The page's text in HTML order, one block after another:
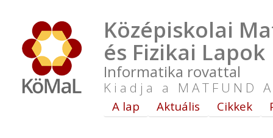
Középiskolai
és Fizikai Lapok
Informatika rovattal
Kiadja a MATFUND
A lap Aktuális Cikkek